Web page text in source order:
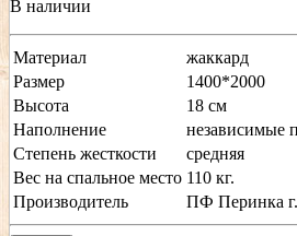
В наличии
Материал
жаккард
Размер
1400*2000
Высота
18 см
Наполнение
независимые
Степень жесткости
средняя
Вес на спальное место 110 кг.
Производитель
ПФ Перинка